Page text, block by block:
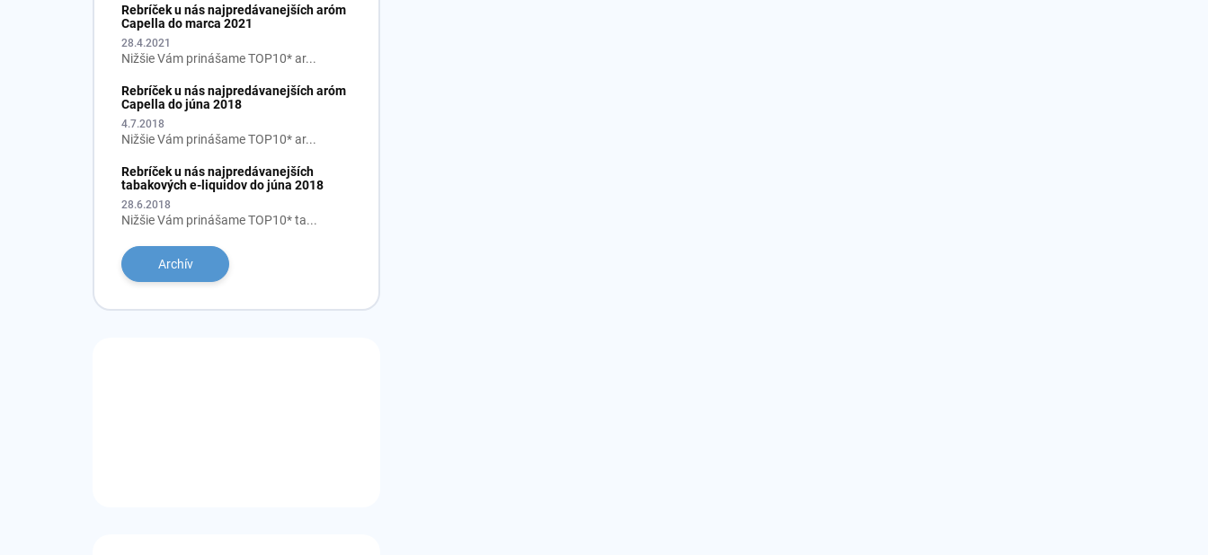
Rebríček u nás najpredávanejších aróm
Capella do marca 2021
28.4.2021
Nižšie Vám prinášame TOP10* ar...
Rebríček u nás najpredávanejších aróm
Capella do júna 2018
4.7.2018
Nižšie Vám prinášame TOP10* ar...
Rebríček u nás najpredávanejších
tabakových e-liquidov do júna 2018
28.6.2018
Nižšie Vám prinášame TOP10* ta...
Archív